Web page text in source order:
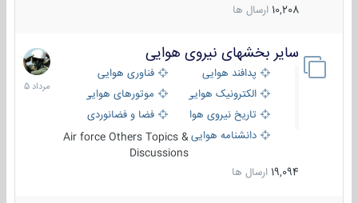
10,208 ارسال ها
سایر بخشهای نیروی هوایی
پدافند هوایی
فناوری هوایی
الکترونیک هوایی
موتورهای هوایی
تاریخ نیروی هوایی
فضا و فضانوردی
دانشنامه هواییAir force Others Topics &
Discussions
19,094 ارسال ها
2
مرداد
1405